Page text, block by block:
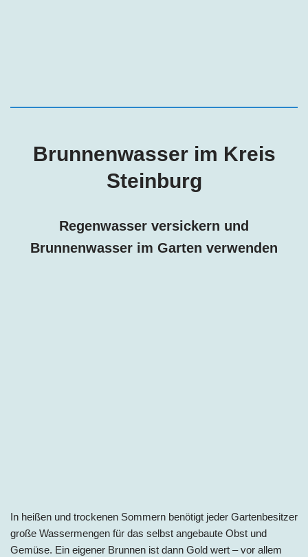
Brunnenwasser im Kreis
Steinburg
Regenwasser versickern und
Brunnenwasser im Garten verwenden
In heißen und trockenen Sommern benötigt jeder Gartenbesitzer
große Wassermengen für das selbst angebaute Obst und
Gemüse. Ein eigener Brunnen ist dann Gold wert – vor allem